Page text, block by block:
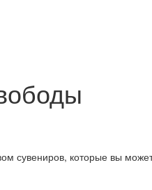
сувениров, которые вы